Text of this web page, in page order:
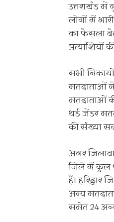
उत्तराखंड में
लोगों में
का फैसला
सभी
मतदाताओं ने
मतदाताओं
थर्ड जेंडर
की संख्या
अगर
जिले में कुल
हैं।
अन्य
समेत 24